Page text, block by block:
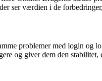
ser værdien i de
problemer med login og
og giver dem den stabilitet,